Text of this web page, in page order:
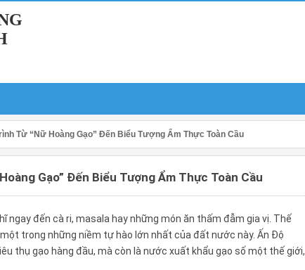
Từ “Nữ Hoàng Gạo” Đến Biểu Tượng Ẩm Thực Toàn Cầu
Gạo” Đến Biểu Tượng Ẩm Thực Toàn Cầu
ngay đến cà ri, masala hay những món ăn thấm đẫm gia vị. Thế
trong những niềm tự hào lớn nhất của đất nước này. Ấn Độ
thụ gạo hàng đầu, mà còn là nước xuất khẩu gạo số một thế giới,